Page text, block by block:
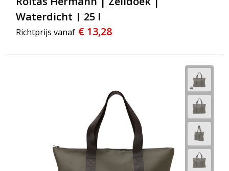
Waterdicht | 25 l
Richtprijs vanaf € 13,28